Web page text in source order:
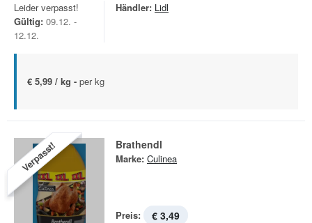
Leider verpasst!
Gültig: 09.12. -
12.12.
Händler: Lidl
€ 5,99 / kg - per kg
Verpasst! Brathendl
Marke: Culinea
Preis: € 3,49